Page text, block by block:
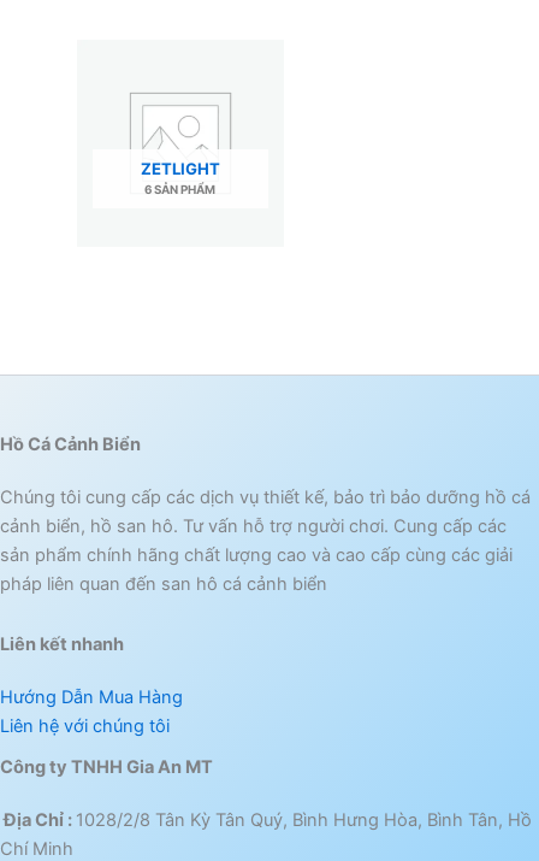
ZETLIGHT
6 SẢN PHẨM
Hồ Cá Cảnh Biển
Chúng tôi cung cấp các dịch vụ thiết kế, bảo trì bảo dưỡng hồ cá
cảnh biển, hồ san hô. Tư vấn hỗ trợ người chơi. Cung cấp các
sản phẩm chính hãng chất lượng cao và cao cấp cùng các giải
pháp liên quan đến san hô cá cảnh biển
Liên kết nhanh
Hướng Dẫn Mua Hàng
Liên hệ với chúng tôi
Công ty TNHH Gia An MT
Địa Chỉ : 1028/2/8 Tân Kỳ Tân Quý, Bình Hưng Hòa, Bình Tân, Hồ
Chí Minh